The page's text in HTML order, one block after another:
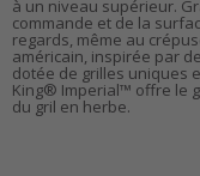
à un niveau supérieur.
commande et de la
regards, même au
américain, inspirée par
dotée de grilles uniques
King® Imperial™ offre le
du gril en herbe.